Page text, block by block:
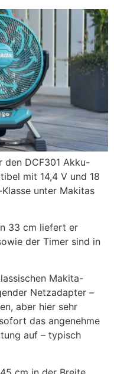
den DCF301 Akku-
mit 14,4 V und 18
unter Makitas
33 cm liefert er
der Timer sind in
Makita-
Netzadapter –
aber hier sehr
das angenehme
auf – typisch